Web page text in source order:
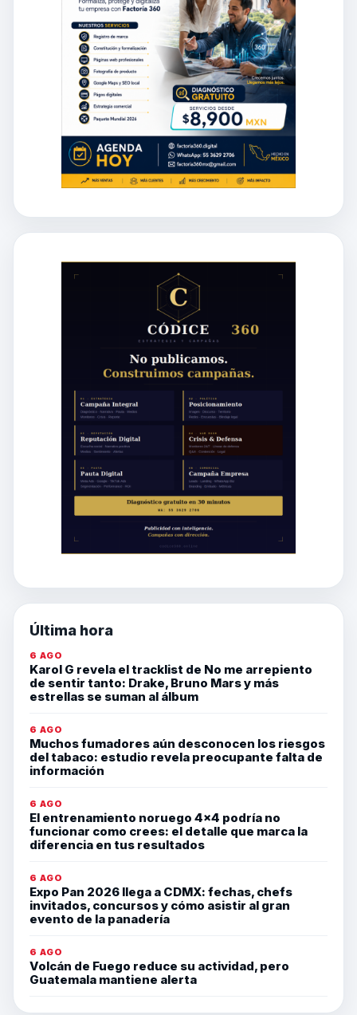
Última hora
6 AGO
Karol G revela el tracklist de No me arrepiento
de sentir tanto: Drake, Bruno Mars y más
estrellas se suman al álbum
6 AGO
Muchos fumadores aún desconocen los riesgos
del tabaco: estudio revela preocupante falta de
información
6 AGO
El entrenamiento noruego 4×4 podría no
funcionar como crees: el detalle que marca la
diferencia en tus resultados
6 AGO
Expo Pan 2026 llega a CDMX: fechas, chefs
invitados, concursos y cómo asistir al gran
evento de la panadería
6 AGO
Volcán de Fuego reduce su actividad, pero
Guatemala mantiene alerta